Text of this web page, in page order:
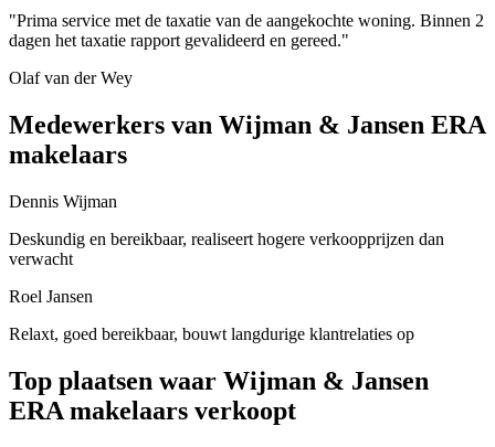
"Prima service met de taxatie van de aangekochte woning. Binnen 2
dagen het taxatie rapport gevalideerd en gereed."
Olaf van der Wey
Medewerkers van Wijman & Jansen ERA
makelaars
Dennis Wijman
Deskundig en bereikbaar, realiseert hogere verkoopprijzen dan
verwacht
Roel Jansen
Relaxt, goed bereikbaar, bouwt langdurige klantrelaties op
Top plaatsen waar Wijman & Jansen
ERA makelaars verkoopt